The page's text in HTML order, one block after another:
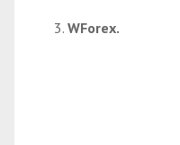
WForex.